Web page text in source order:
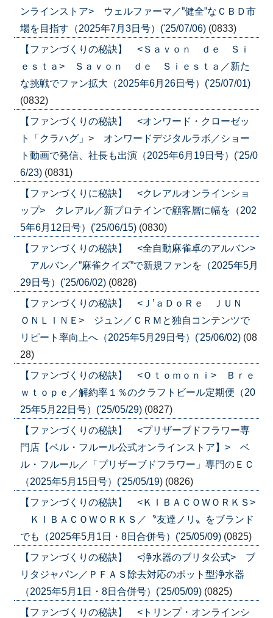
ンラインストア> ウェルファーマ／”健全”なＣＢＤ市
場を目指す（2025年7月3日号）('25/07/06) (0833)
【ファンづくりの秘訣】 <Ｓａｖｏｎ ｄｅ Ｓｉ
ｅｓｔａ> Ｓａｖｏｎ ｄｅ Ｓｉｅｓｔａ／新た
な挑戦でファン拡大（2025年6月26日号）('25/07/01)
(0832)
【ファンづくりの秘訣】 <オンワード・クローゼッ
ト「クラハグ」> オンワードデジタルラボ／ショー
ト動画で発信、社長も出演（2025年6月19日号）('25/0
6/23) (0831)
【ファンづくりに秘訣】 <クレアルオンラインショ
ップ> クレアル／新プロテインで顧客層に幅を（202
5年6月12日号）('25/06/15) (0830)
【ファンづくりの秘訣】 <全自動麻雀卓のアルバン>
アルバン／”麻雀クイズ”で新規ファンを（2025年5月
29日号）('25/06/02) (0828)
【ファンづくりの秘訣】 <Ｊ’ａＤｏＲｅ ＪＵＮ
ＯＮＬＩＮＥ> ジュン／ＣＲＭと独自コンテンツで
リピート率向上へ（2025年5月29日号）('25/06/02) (08
28)
【ファンづくりの秘訣】 <Ｏｔｏｍｏｎｉ> Ｂｒｅ
ｗｔｏｐｅ／解約率１％のクラフトビール定期便（20
25年5月22日号）('25/05/29) (0827)
【ファンづくりの秘訣】 <プリザーブドフラワー専
門店【ベル・フルール公式オンラインストア】> ベ
ル・フルール／「プリザーブドフラワー」専門のＥＣ
（2025年5月15日号）('25/05/19) (0826)
【ファンづくりの秘訣】 <ＫＩＢＡＣＯＷＯＲＫＳ>
ＫＩＢＡＣＯＷＯＲＫＳ／〝友達ノリ〟をブランド
でも（2025年5月1日・8日合併号）('25/05/09) (0825)
【ファンづくりの秘訣】 <浄水器のブリタ公式> ブ
リタジャパン／ＰＦＡＳ除去対応のポット型浄水器
（2025年5月1日・8日合併号）('25/05/09) (0825)
【ファンづくりの秘訣】 <トリンプ・オンラインシ